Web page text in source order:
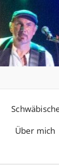
Über mich